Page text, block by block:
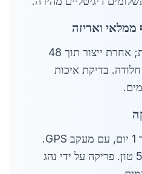
אם במלאי, אריזה מיידית; אחרת ייצור תוך 48
חלודה. בדיקת איכות
משלוח בקריית אתא תוך 1 יום, עם מעקב GPS.
עלות משלוח חינם מעל 5 טון. פריקה על ידי נהג